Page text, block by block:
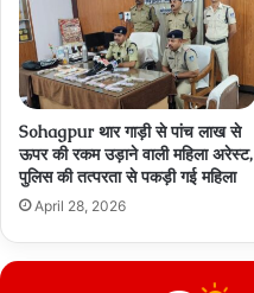
Sohagpur थार गाड़ी से पांच लाख से
ऊपर की रकम उड़ाने वाली महिला अरेस्ट,
पुलिस की तत्परता से पकड़ी गई महिला
April 28, 2026